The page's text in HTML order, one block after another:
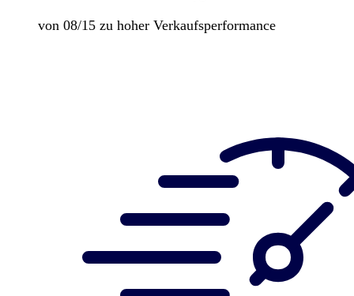
von 08/15 zu hoher Verkaufsperformance